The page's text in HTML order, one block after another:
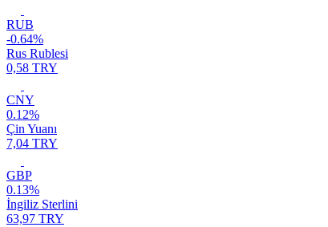
RUB
-0.64%
Rus Rublesi
0,58 TRY
CNY
0.12%
Çin Yuanı
7,04 TRY
GBP
0.13%
İngiliz Sterlini
63,97 TRY